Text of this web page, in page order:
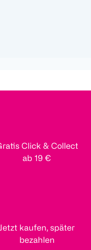
Click & Collect
ab 19 €
kaufen, später
bezahlen